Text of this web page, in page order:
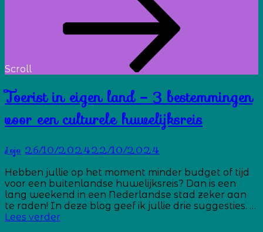
Scroll
Toerist in eigen land – 3 bestemmingen
voor een culturele huwelijksreis
Jojo 26/10/202422/10/2024
Hebben jullie op het moment minder budget of tijd
voor een buitenlandse huwelijksreis? Dan is een
lang weekend in een Nederlandse stad zeker aan
te raden! In deze blog geef ik jullie drie suggesties. …
Lees verder